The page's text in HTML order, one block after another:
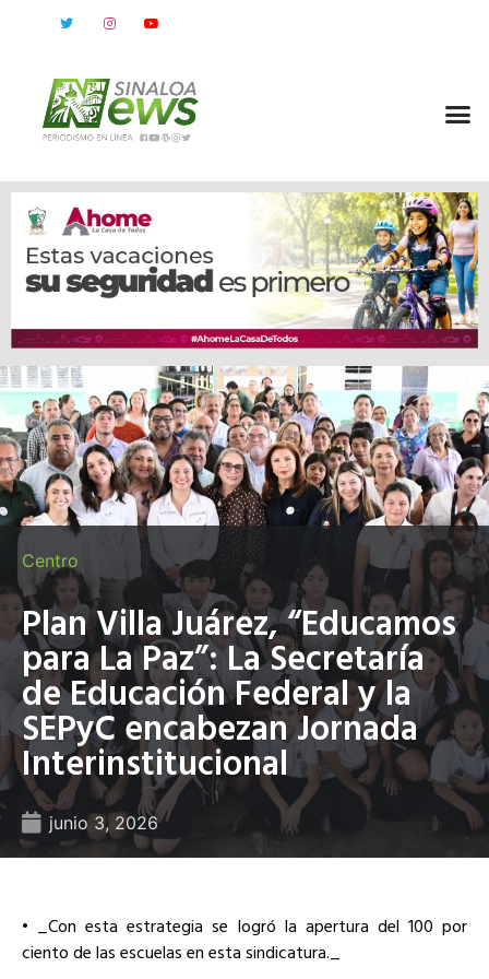
Centro
Plan Villa Juárez, “Educamos
para La Paz”: La Secretaría
de Educación Federal y la
SEPyC encabezan Jornada
Interinstitucional
junio 3, 2026
• _Con esta estrategia se logró la apertura del 100 por
ciento de las escuelas en esta sindicatura._